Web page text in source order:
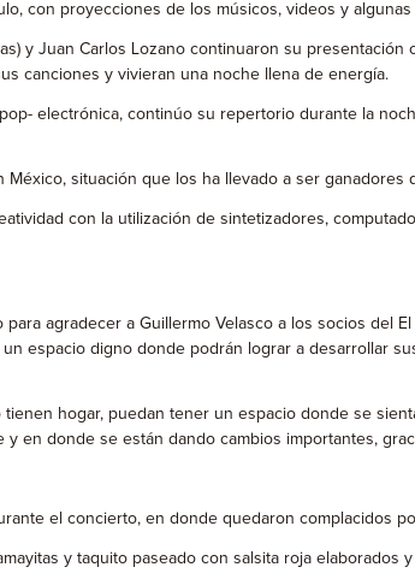
con proyecciones de los músicos, videos y
y Juan Carlos Lozano continuaron su
canciones y vivieran una noche llena de energía.
electrónica, continúo su repertorio durante la
situación que los ha llevado a ser
con la utilización de sintetizadores,
agradecer a Guillermo Velasco a los socios del
espacio digno donde podrán lograr a desarrollar
hogar, puedan tener un espacio donde se
donde se están dando cambios importantes,
el concierto, en donde quedaron complacidos
y taquito paseado con salsita roja elaborados